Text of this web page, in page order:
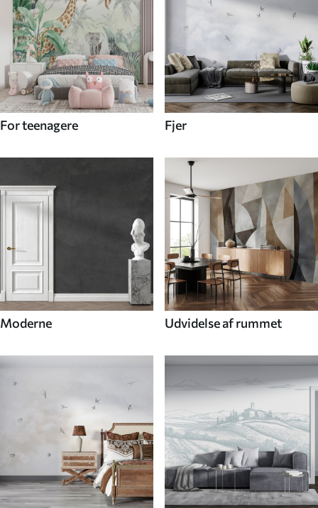
For teenagere Fjer
Moderne Udvidelse af rummet